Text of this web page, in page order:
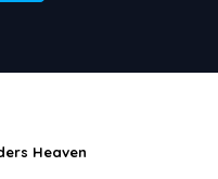
Heaven